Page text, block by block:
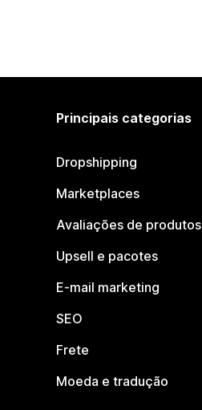
Principais categorias
Dropshipping
Marketplaces
Avaliações de produtos
Upsell e pacotes
E-mail marketing
SEO
Frete
Moeda e tradução